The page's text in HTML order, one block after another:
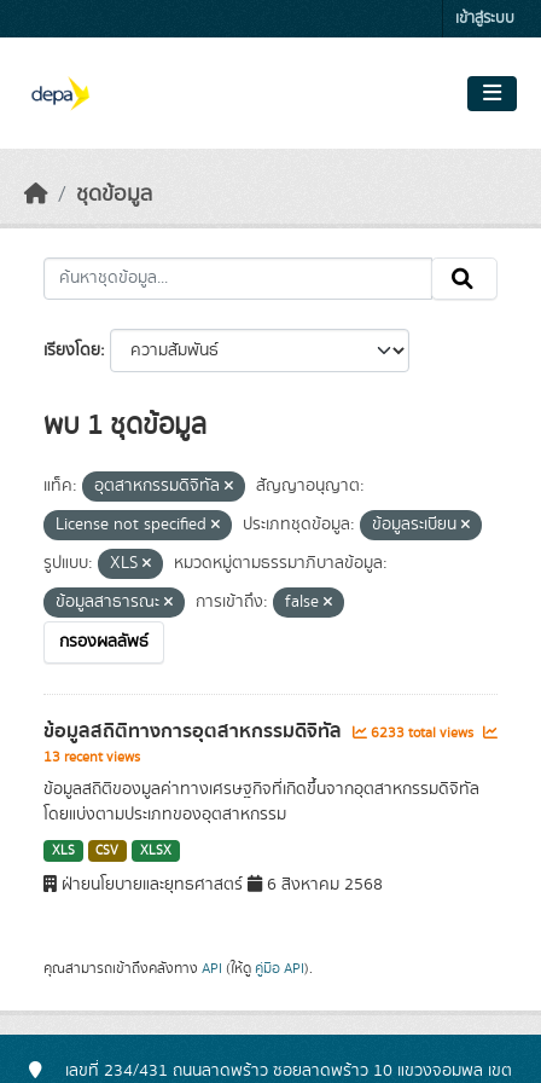
เข้าสู่ระบบ
ชุดข้อมูล
เรียงโดย
พบ 1 ชุดข้อมูล
แท็ค: อุตสาหกรรมดิจิทัล
สัญญาอนุญาต:
License not specified
ประเภทชุดข้อมูล:
ข้อมูลระเบียน
รูปแบบ:
XLS
หมวดหมู่ตามธรรมาภิบาลข้อมูล:
ข้อมูลสาธารณะ
การเข้าถึง:
false
กรองผลลัพธ์
ข้อมูลสถิติทางการอุตสาหกรรมดิจิทัล
6233 total views
13 recent views
ข้อมูลสถิติของมูลค่าทางเศรษฐกิจที่เกิดขึ้นจากอุตสาหกรรมดิจิทัล
โดยแบ่งตามประเภทของอุตสาหกรรม
XLS CSV XLSX
ฝ่ายนโยบายและยุทธศาสตร์ 6 สิงหาคม 2568
คุณสามารถเข้าถึงคลังทาง API (ให้ดู คู่มือ API).
เลขที่ 234/431 ถนนลาดพร้าว ซอยลาดพร้าว 10 แขวงจอมพล เขต